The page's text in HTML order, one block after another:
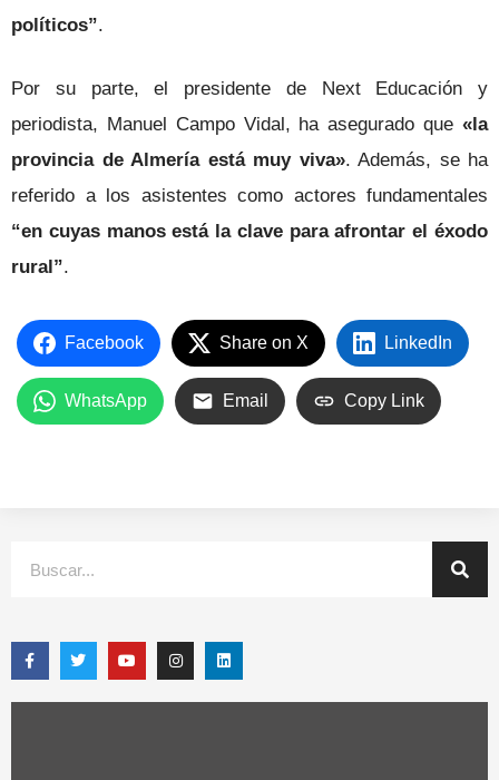
políticos”.
Por su parte, el presidente de Next Educación y
periodista, Manuel Campo Vidal, ha asegurado que « la
provincia de Almería está muy viva». Además, se ha
referido a los asistentes como actores fundamentales
“en cuyas manos está la clave para afrontar el éxodo
rural”.
Facebook Share on X LinkedIn
WhatsApp Email Copy Link